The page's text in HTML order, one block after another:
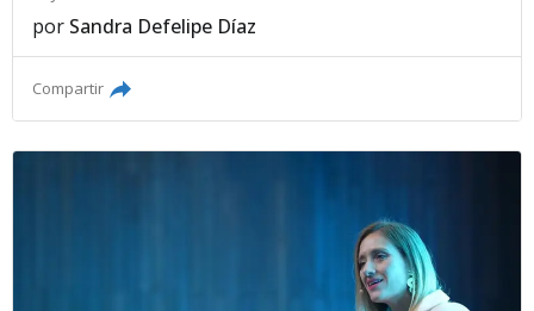
por Sandra Defelipe Díaz
Compartir